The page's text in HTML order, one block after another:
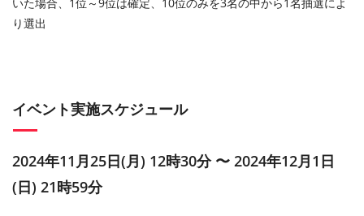
り選出
イベント実施スケジュール
2024年11月25日(月) 12時30分 〜 2024年12月1日
(日) 21時59分